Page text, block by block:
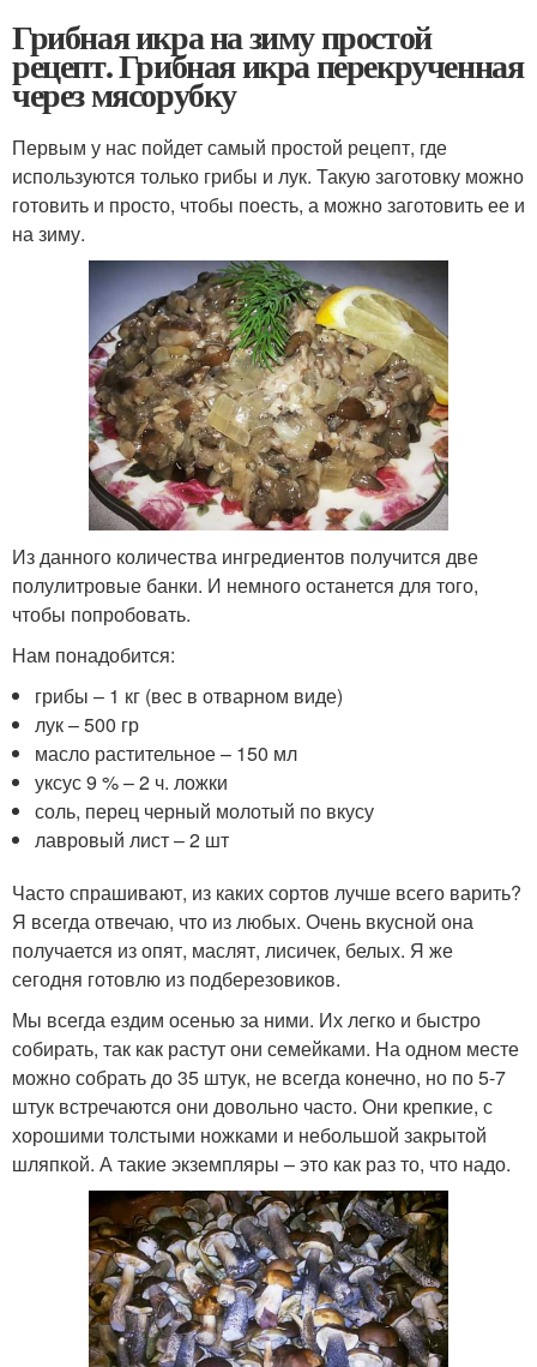
Грибная икра на зиму простой
рецепт. Грибная икра перекрученная
через мясорубку
Первым у нас пойдет самый простой рецепт, где
используются только грибы и лук. Такую заготовку можно
готовить и просто, чтобы поесть, а можно заготовить ее и
на зиму.
Из данного количества ингредиентов получится две
полулитровые банки. И немного останется для того,
чтобы попробовать.
Нам понадобится:
грибы – 1 кг (вес в отварном виде)
лук – 500 гр
масло растительное – 150 мл
уксус 9 % – 2 ч. ложки
соль, перец черный молотый по вкусу
лавровый лист – 2 шт
Часто спрашивают, из каких сортов лучше всего варить?
Я всегда отвечаю, что из любых. Очень вкусной она
получается из опят, маслят, лисичек, белых. Я же
сегодня готовлю из подберезовиков.
Мы всегда ездим осенью за ними. Их легко и быстро
собирать, так как растут они семейками. На одном месте
можно собрать до 35 штук, не всегда конечно, но по 5-7
штук встречаются они довольно часто. Они крепкие, с
хорошими толстыми ножками и небольшой закрытой
шляпкой. А такие экземпляры – это как раз то, что надо.